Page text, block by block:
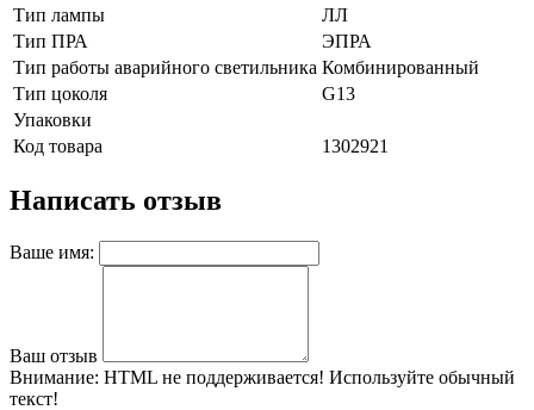
Тип лампы
ЛЛ
Тип ПРА
ЭПРА
Тип работы аварийного светильника Комбинированный
Тип цоколя
G13
Упаковки
Код товара
1302921
Написать отзыв
Ваше имя:
Ваш отзыв
Внимание: HTML не поддерживается! Используйте обычный
текст!